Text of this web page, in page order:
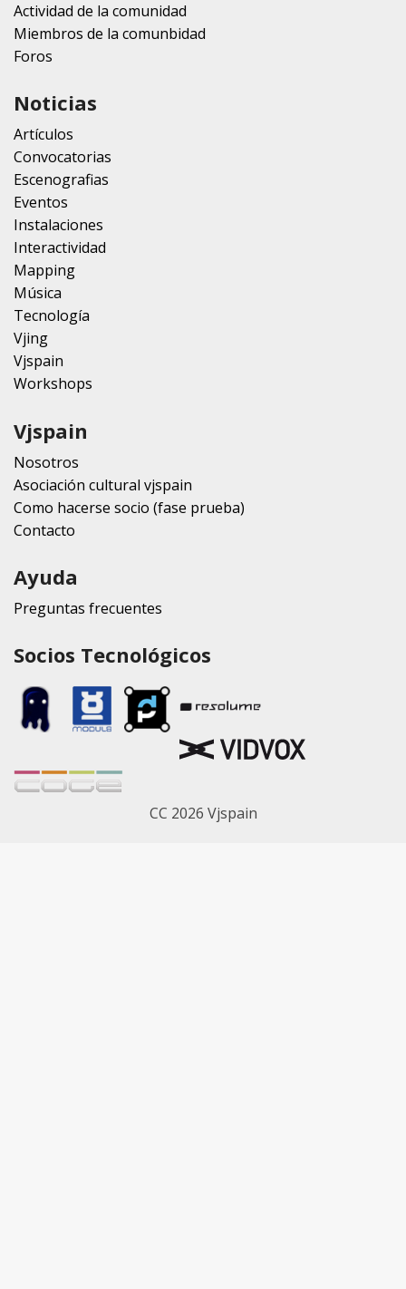
Actividad de la comunidad
Miembros de la comunbidad
Foros
Noticias
Artículos
Convocatorias
Escenografias
Eventos
Instalaciones
Interactividad
Mapping
Música
Tecnología
Vjing
Vjspain
Workshops
Vjspain
Nosotros
Asociación cultural vjspain
Como hacerse socio (fase prueba)
Contacto
Ayuda
Preguntas frecuentes
Socios Tecnológicos
CC 2026 Vjspain